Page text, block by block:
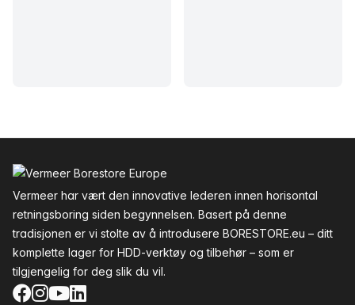
Vermeer har vært den innovative lederen innen horisontal
retningsboring siden begynnelsen. Basert på denne
tradisjonen er vi stolte av å introdusere BORESTORE.eu – ditt
komplette lager for HDD-verktøy og tilbehør – som er
tilgjengelig for deg slik du vil.
Facebook
Instagram
YouTube
LinkedIn